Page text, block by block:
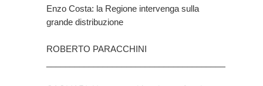
Enzo Costa: la Regione intervenga sulla
grande distribuzione
ROBERTO PARACCHINI